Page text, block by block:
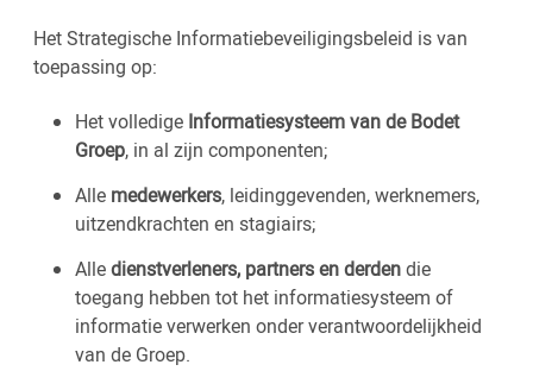
Het Strategische Informatiebeveiligingsbeleid is van
toepassing op:
Het volledige Informatie­systeem van de Bodet
Groep, in al zijn componenten;
Alle medewerkers, leidinggevenden, werknemers,
uitzendkrachten en stagiairs;
Alledienstverleners, partners en derdendie
toegang hebben tot het informatiesysteem of
informatie verwerken onder verantwoordelijkheid
van de Groep.